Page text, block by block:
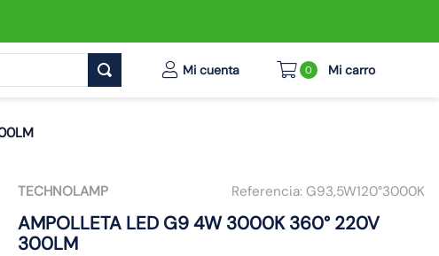
0
TECHNOLAMP Referencia: G93,5W120°3000K
AMPOLLETA LED G9 4W 3000K 360° 220V
300LM